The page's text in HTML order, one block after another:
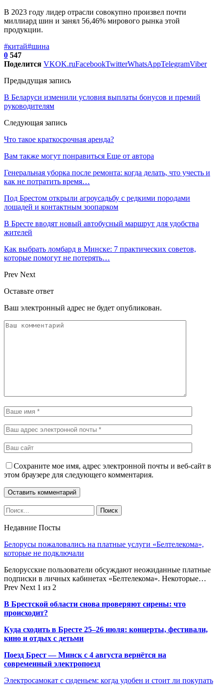
В 2023 году лидер отрасли совокупно произвел почти
миллиард шин и занял 56,46% мирового рынка этой
продукции.
#китай#шина
0 547
Поделится VKOK.ruFacebookTwitterWhatsAppTelegramViber
Предыдущая запись
В Беларуси изменили условия выплаты бонусов и премий
руководителям
Следующая запись
Что такое краткосрочная аренда?
Вам также могут понравиться Еще от автора
Генеральная уборка после ремонта: когда делать, что учесть и
как не потратить время…
Под Брестом открыли агроусадьбу с редкими породами
лошадей и контактным зоопарком
В Бресте вводят новый автобусный маршрут для удобства
жителей
Как выбрать ломбард в Минске: 7 практических советов,
которые помогут не потерять…
Prev Next
Оставьте ответ
Ваш электронный адрес не будет опубликован.
Сохраните мое имя, адрес электронной почты и веб-сайт в
этом браузере для следующего комментария.
Недавние Посты
Белорусы пожаловались на платные услуги «Белтелекома»,
которые не подключали
Белорусские пользователи обсуждают неожиданные платные
подписки в личных кабинетах «Белтелекома». Некоторые…
Prev Next 1 из 2
В Брестской области снова проверяют сирены: что
происходит?
Куда сходить в Бресте 25–26 июля: концерты, фестивали,
кино и отдых с детьми
Поезд Брест — Минск с 4 августа вернётся на
современный электропоезд
Электросамокат с сиденьем: когда удобен и стоит ли покупать